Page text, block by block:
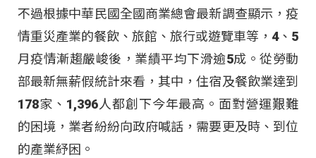
不過根據中華民國全國商業總會最新調查顯示，疫
情重災產業的餐飲、旅館、旅行或遊覽車等，4、5
月疫情漸趨嚴峻後，業績平均下滑逾5成。從勞動
部最新無薪假統計來看，其中，住宿及餐飲業達到
178家、1,396人都創下今年最高。面對營運艱難
的困境，業者紛紛向政府喊話，需要更及時、到位
的產業紓困。